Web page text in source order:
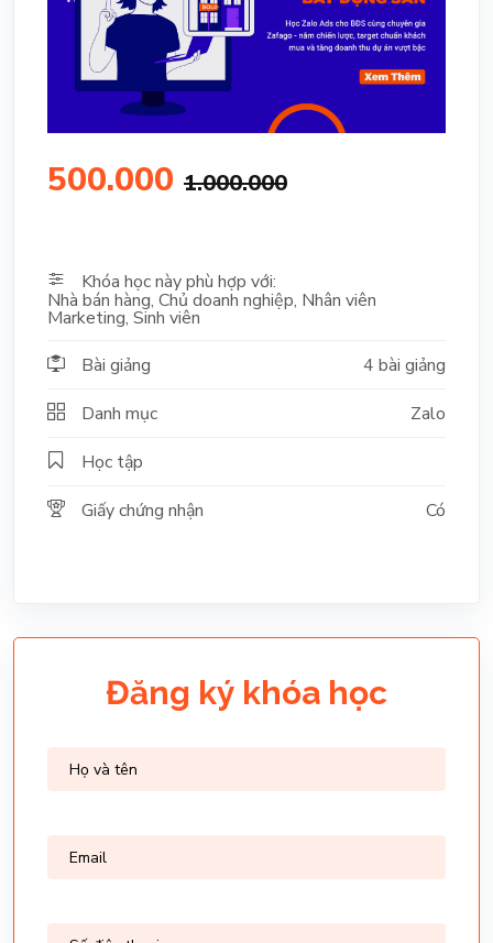
500.000 1.000.000
Khóa học này phù hợp với:
Nhà bán hàng, Chủ doanh nghiệp, Nhân viên
Marketing, Sinh viên
Bài giảng
4 bài giảng
Danh mục
Zalo
Học tập
Giấy chứng nhận
Có
Đăng ký khóa học